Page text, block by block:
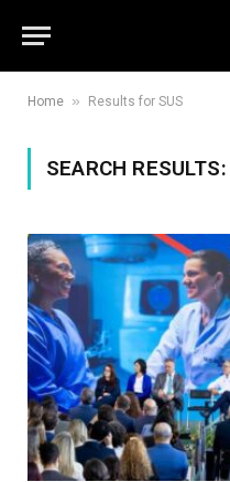
Home » Results for SUS
SEARCH RESULTS: